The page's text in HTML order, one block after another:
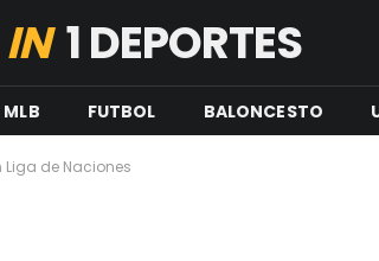
IN1 DEPORTES
MLB FUTBOL BALONCESTO
de Naciones